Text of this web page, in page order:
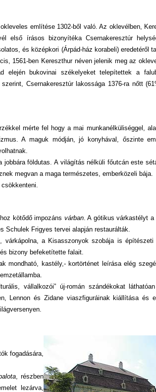
említése 1302-ből való. Az oklevélben,
első írásos bizonyítéka Csernakeresztúr
és középkori (Árpád-ház korabeli) eredetéről
1561-ben Kereszthur néven jelenik meg az
elején bukovinai székelyeket telepítettek a
Csernakeresztúr lakossága 1376-ra nőtt
mérte fel hogy a mai munkanélküliséggel,
A maguk módján, jó konyhával, őszinte
földutas. A világítás nélküli főutcán este
megvan a maga természetes, emberközeli bája.
kötődő impozáns várban. A gótikus várkastélyt
Schulek Frigyes tervei alapján restaurálták.
a Kisasszonyok szobája is
bizony befeketítette falait.
mondható, kastély,- kortörténet leírása elég
vállalkozói” új-román szándékokat
Lennon és Zidane viaszfiguráinak kiállítása és
fogadására,
, részben
lezárva,